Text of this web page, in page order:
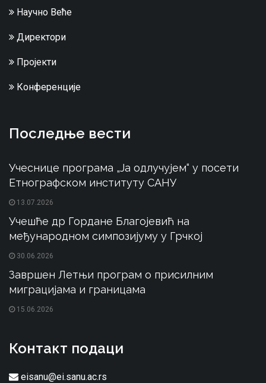
Научно Веће
Директори
Пројекти
Конференције
Последње вести
Учеснице програма „Ја одлучујем“ у посети
Етнографском институту САНУ
13.07.2026
Учешће др Гордане Благојевић на
међународном симпозијуму у Грчкој
30.06.2026
Завршен Летњи програм о присилним
миграцијама и границама
15.06.2026
Контакт подаци
eisanu@ei.sanu.ac.rs